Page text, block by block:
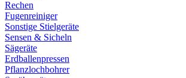
Rechen
Fugenreiniger
Sonstige Stielgeräte
Sensen & Sicheln
Sägeräte
Erdballenpressen
Pflanzlochbohrer